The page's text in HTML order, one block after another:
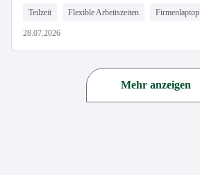
Teilzeit Flexible Arbeitszeiten Firmenlaptop
28.07.2026
Mehr anzeigen